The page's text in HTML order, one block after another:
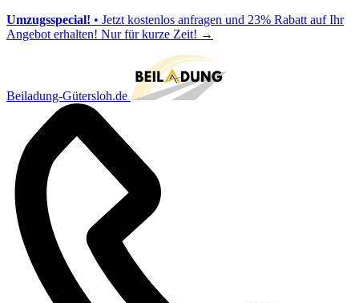
Umzugsspecial! • Jetzt kostenlos anfragen und 23% Rabatt auf Ihr
Angebot erhalten! Nur für kurze Zeit! →
Beiladung-Gütersloh.de